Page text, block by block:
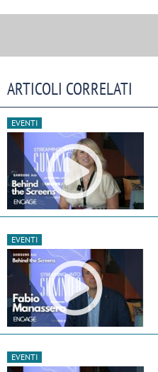
ARTICOLI CORRELATI
EVENTI
EVENTI
EVENTI